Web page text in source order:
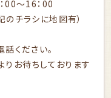
～16：00
チラシに地図有）
ください。
りお待ちしております